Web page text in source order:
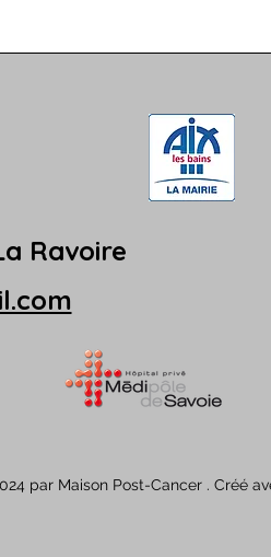
par Maison Post-Cancer . Créé
Ravoire